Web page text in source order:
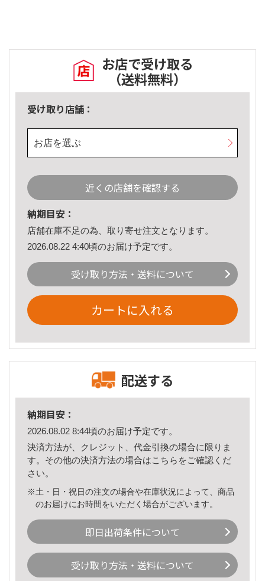
お店で受け取る
（送料無料）
受け取り店舗：
お店を選ぶ
近くの店舗を確認する
納期目安：
店舗在庫不足の為、取り寄せ注文となります。
2026.08.22 4:40頃のお届け予定です。
受け取り方法・送料について
カートに入れる
配送する
納期目安：
2026.08.02 8:44頃のお届け予定です。
決済方法が、クレジット、代金引換の場合に限りま
す。その他の決済方法の場合はこちら をご確認くだ
さい。
※土・日・祝日の注文の場合や在庫状況によって、商品
のお届けにお時間をいただく場合がございます。
即日出荷条件について
受け取り方法・送料について